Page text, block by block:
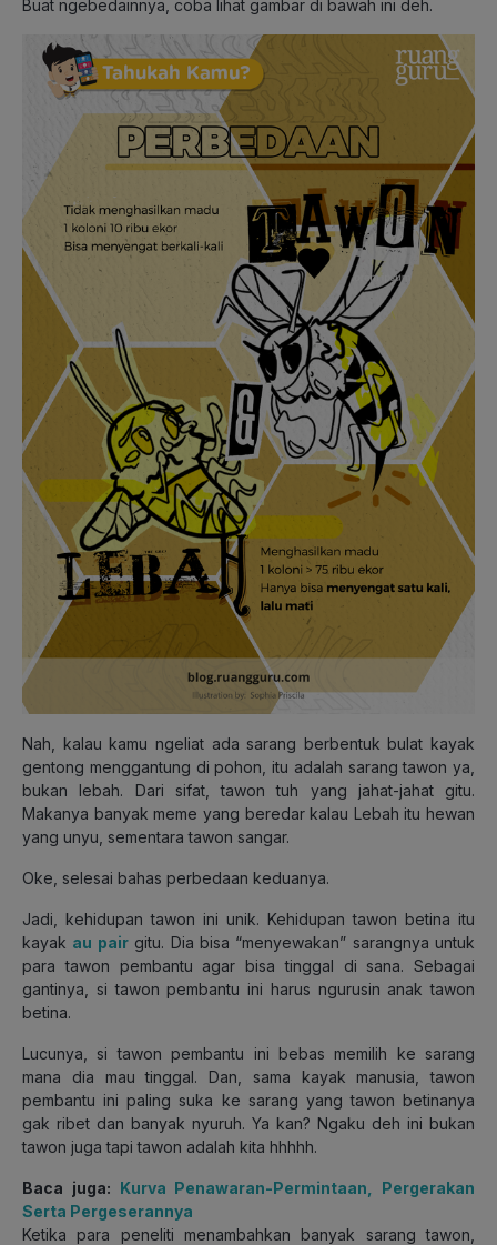
Buat ngebedainnya, coba lihat gambar di bawah ini deh.
Nah, kalau kamu ngeliat ada sarang berbentuk bulat kayak
gentong menggantung di pohon, itu adalah sarang tawon ya,
bukan lebah. Dari sifat, tawon tuh yang jahat-jahat gitu.
Makanya banyak meme yang beredar kalau Lebah itu hewan
yang unyu, sementara tawon sangar.
Oke, selesai bahas perbedaan keduanya.
Jadi, kehidupan tawon ini unik. Kehidupan tawon betina itu
kayak au pairgitu. Dia bisa “menyewakan” sarangnya untuk
para tawon pembantu agar bisa tinggal di sana. Sebagai
gantinya, si tawon pembantu ini harus ngurusin anak tawon
betina.
Lucunya, si tawon pembantu ini bebas memilih ke sarang
mana dia mau tinggal. Dan, sama kayak manusia, tawon
pembantu ini paling suka ke sarang yang tawon betinanya
gak ribet dan banyak nyuruh. Ya kan? Ngaku deh ini bukan
tawon juga tapi tawon adalah kita hhhhh.
Baca juga: Kurva Penawaran-Permintaan, Pergerakan
Serta Pergeserannya
Ketika para peneliti menambahkan banyak sarang tawon,